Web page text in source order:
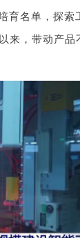
育名单，探
来，带动产